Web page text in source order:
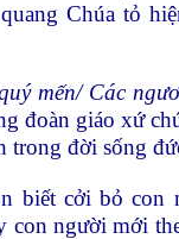
Chúa tỏ
mến/ Các
đoàn giáo xứ
trong đời sống
biết cởi bỏ con
con người mới